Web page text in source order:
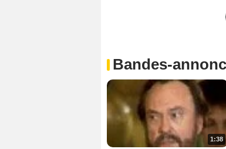
Bandes-
1:38